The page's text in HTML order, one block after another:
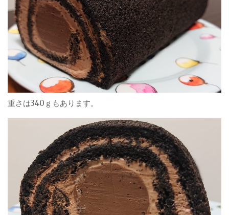
重さは340ｇもあります。